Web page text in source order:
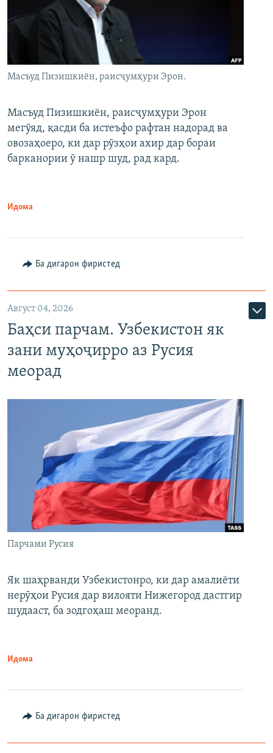
Масъуд Пизишкиён, раисҷумҳури Эрон.
Масъуд Пизишкиён, раисҷумҳури Эрон
мегӯяд, қасди ба истеъфо рафтан надорад ва
овозаҳоеро, ки дар рӯзҳои ахир дар бораи
барканории ӯ нашр шуд, рад кард.
Идома
Ба дигарон фиристед
Август 04, 2026
Баҳси парчам. Узбекистон як
зани муҳоҷирро аз Русия
меорад
Парчами Русия
Як шаҳрванди Узбекистонро, ки дар амалиёти
нерӯҳои Русия дар вилояти Нижегород дастгир
шудааст, ба зодгоҳаш меоранд.
Идома
Ба дигарон фиристед